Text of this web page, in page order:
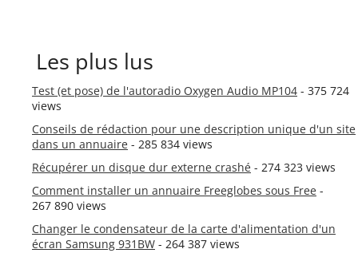
Les plus lus
Test (et pose) de l'autoradio Oxygen Audio MP104 - 375 724
views
Conseils de rédaction pour une description unique d'un site
dans un annuaire - 285 834 views
Récupérer un disque dur externe crashé - 274 323 views
Comment installer un annuaire Freeglobes sous Free -
267 890 views
Changer le condensateur de la carte d'alimentation d'un
écran Samsung 931BW - 264 387 views